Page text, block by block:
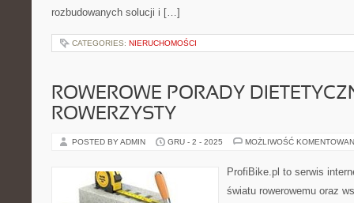
rozbudowanych solucji i […]
CATEGORIES: NIERUCHOMOŚCI
ROWEROWE PORADY
ROWERZYSTY
POSTED BY ADMIN GRU - 2 - 2025 MOŻLIWOŚĆ
ProfiBike.pl to serwis
światu rowerowemu oraz